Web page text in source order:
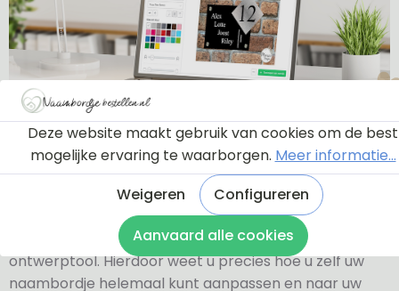
Ontwerptool
Via onderstaande knop komt u bij een instructie en
een tutorial die u een rondleiding geeft door de
ontwerptool. Hierdoor weet u precies hoe u zelf uw
naambordje helemaal kunt aanpassen en naar uw
Deze website maakt gebruik van cookies om de best
mogelijke ervaring te waarborgen. Meer informatie...
Weigeren
Configureren
Aanvaard alle cookies